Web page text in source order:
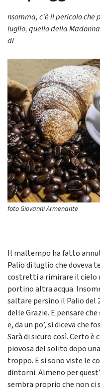
nsomma, c'è il pericolo che
luglio, quello della
di
foto Giovanni Armenante
Il maltempo ha fatto
Palio di luglio che doveva
costretti a rimirare il cielo
portino altra acqua.
saltare persino il Palio del
delle Grazie. E pensare
e, da un po’, si diceva che
Sarà di sicuro così. Certo è
piovosa del solito dopo
troppo. E si sono viste le
dintorni. Almeno per
sembra proprio che non ci